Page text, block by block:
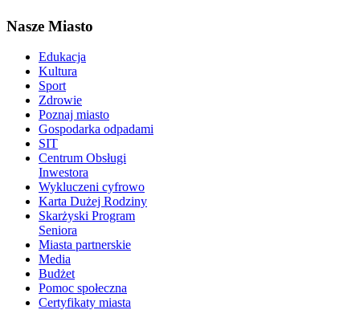
Nasze Miasto
Edukacja
Kultura
Sport
Zdrowie
Poznaj miasto
Gospodarka odpadami
SIT
Centrum Obsługi
Inwestora
Wykluczeni cyfrowo
Karta Dużej Rodziny
Skarżyski Program
Seniora
Miasta partnerskie
Media
Budżet
Pomoc społeczna
Certyfikaty miasta